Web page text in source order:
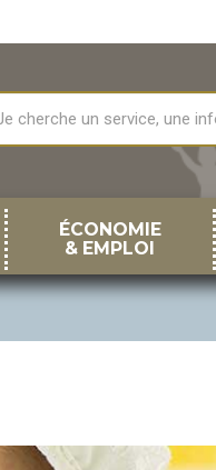
ÉCONOMIE
& EMPLOI